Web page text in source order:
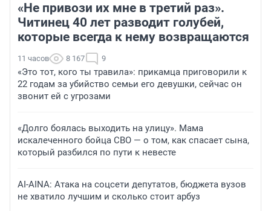
«Не привози их мне в третий раз».
Читинец 40 лет разводит голубей,
которые всегда к нему возвращаются
11 часов 8 167 9
«Это тот, кого ты травила»: прикамца приговорили к
22 годам за убийство семьи его девушки, сейчас он
звонит ей с угрозами
«Долго боялась выходить на улицу». Мама
искалеченного бойца СВО — о том, как спасает сына,
который разбился по пути к невесте
AI-AINA: Атака на соцсети депутатов, бюджета вузов
не хватило лучшим и сколько стоит арбуз